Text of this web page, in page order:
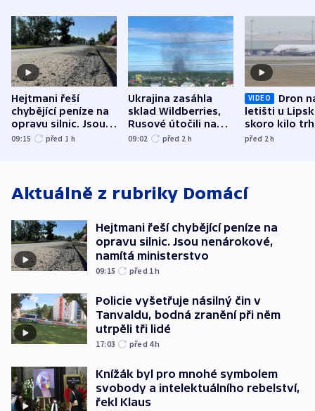
Hejtmani řeší
chybějící peníze na
opravu silnic. Jsou
nenárokové, namítá
09:15 před 1 h
Ukrajina zasáhla
sklad Wildberries,
Rusové útočili na
trh, hasiče či
09:02 před 2 h
VIDEO
Dron
letišti u
skoro kilo
indicie
před 2h
Aktuálně z rubriky Domácí
Hejtmani řeší chybějící peníze na
opravu silnic. Jsou nenárokové,
namítá ministerstvo
09:15 před 1h
Policie vyšetřuje násilný čin v
Tanvaldu, bodná zranění při něm
utrpěli tři lidé
17:03 před 4h
Knížák byl pro mnohé symbolem
svobody a intelektuálního rebelství,
řekl Klaus